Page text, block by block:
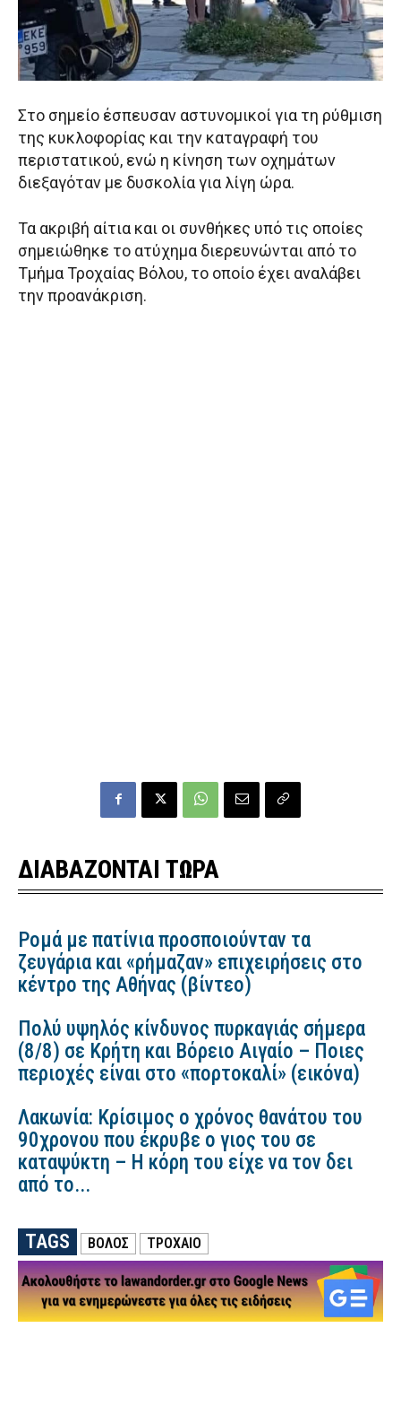
Στο σημείο έσπευσαν αστυνομικοί για τη ρύθμιση
της κυκλοφορίας και την καταγραφή του
περιστατικού, ενώ η κίνηση των οχημάτων
διεξαγόταν με δυσκολία για λίγη ώρα.
Τα ακριβή αίτια και οι συνθήκες υπό τις οποίες
σημειώθηκε το ατύχημα διερευνώνται από το
Τμήμα Τροχαίας Βόλου, το οποίο έχει αναλάβει
την προανάκριση.
ΔΙΑΒΑΖΟΝΤΑΙ ΤΩΡΑ
Ρομά με πατίνια προσποιούνταν τα
ζευγάρια και «ρήμαζαν» επιχειρήσεις στο
κέντρο της Αθήνας (βίντεο)
Πολύ υψηλός κίνδυνος πυρκαγιάς σήμερα
(8/8) σε Κρήτη και Βόρειο Αιγαίο – Ποιες
περιοχές είναι στο «πορτοκαλί» (εικόνα)
Λακωνία: Κρίσιμος ο χρόνος θανάτου του
90χρονου που έκρυβε ο γιος του σε
καταψύκτη – Η κόρη του είχε να τον δει
από το...
TAGS ΒΟΛΟΣ ΤΡΟΧΑΙΟ